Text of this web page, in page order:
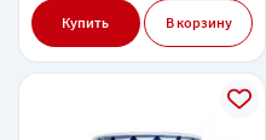
Купить В корзину